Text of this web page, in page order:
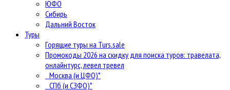
ЮФО
Сибирь
Дальний Восток
Туры
Горящие туры на Turs.sale
Промокоды 2026 на скидку для поиска туров: травелата,
онлайнтурс, левел тревел
Москва (и ЦФО)*
СПб (и СЗФО)*